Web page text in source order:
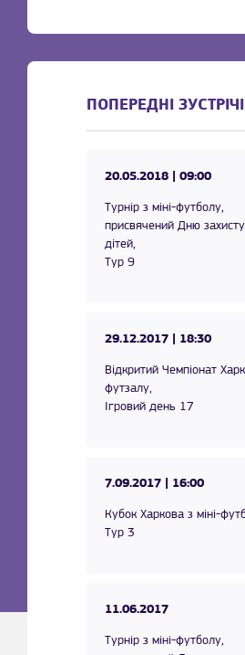
ПОПЕРЕДНІ
20.05.2018 | 09:00
Турнір з міні-футболу,
присвячений Дню захисту
дітей,
Тур 9
29.12.2017 | 18:30
Відкритий Чемпіонат
футзалу,
Ігровий день 17
7.09.2017 | 16:00
Кубок Харкова з міні-
Тур 3
11.06.2017
Турнір з міні-футболу,